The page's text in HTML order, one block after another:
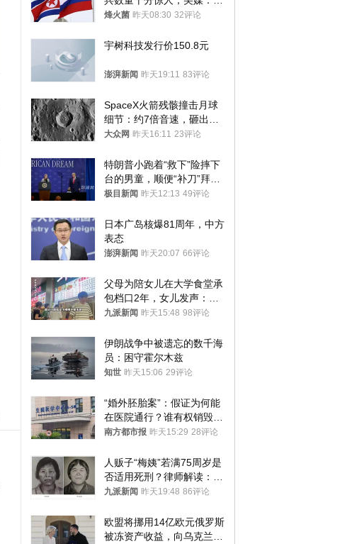
朝要动真格？
烽火菌 昨天08:30 32评论
宇树科技发行价150.8元
澎湃新闻 昨天19:11 83评论
SpaceX火箭残骸撞击月球
细节：约7倍音速，砸出直
径约30米撞击坑
大众网 昨天16:11 23评论
特朗普小跑着“救下”险摔下
台的男童，顺便“补刀”拜
登：“我可不想他像拜登一
极目新闻 昨天12:13 49评论
日本广岛核爆81周年，中方
表态
澎湃新闻 昨天20:07 66评论
父母为陪女儿在大学食堂承
包档口2年，女儿发声：初
衷是为了陪伴，毕业后将不
九派新闻 昨天15:48 98评论
伊朗战争中被遗忘的数千海
员：困守霍尔木兹
知世 昨天15:06 29评论
“婚外胚胎案”：假证为何能
在医院通行？谁有权销毁胚
胎？
南方都市报 昨天15:29 28评论
人贩子“梅姨”若满75周岁是
否适用死刑？律师解读：很
大概率不会被判处死刑
九派新闻 昨天19:48 86评论
欧盟将挪用14亿欧元俄罗斯
被冻资产收益，向乌克兰提